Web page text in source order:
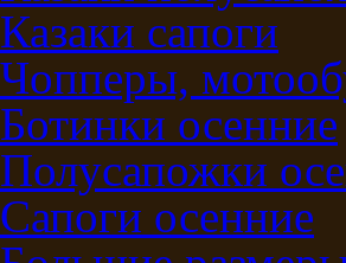
Казаки сапоги
Чопперы,
Ботинки осенние
Полусапожки
Сапоги осенние